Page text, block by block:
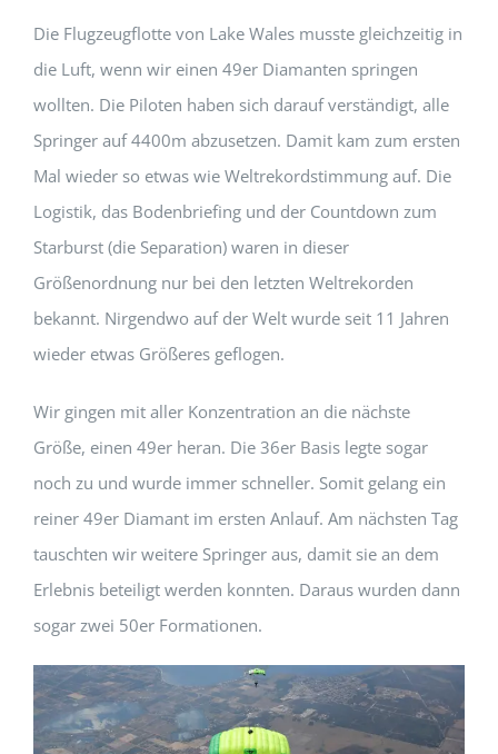
Die Flugzeugflotte von Lake Wales musste gleichzeitig in
die Luft, wenn wir einen 49er Diamanten springen
wollten. Die Piloten haben sich darauf verständigt, alle
Springer auf 4400m abzusetzen. Damit kam zum ersten
Mal wieder so etwas wie Weltrekordstimmung auf. Die
Logistik, das Bodenbriefing und der Countdown zum
Starburst (die Separation) waren in dieser
Größenordnung nur bei den letzten Weltrekorden
bekannt. Nirgendwo auf der Welt wurde seit 11 Jahren
wieder etwas Größeres geflogen.
Wir gingen mit aller Konzentration an die nächste
Größe, einen 49er heran. Die 36er Basis legte sogar
noch zu und wurde immer schneller. Somit gelang ein
reiner 49er Diamant im ersten Anlauf. Am nächsten Tag
tauschten wir weitere Springer aus, damit sie an dem
Erlebnis beteiligt werden konnten. Daraus wurden dann
sogar zwei 50er Formationen.